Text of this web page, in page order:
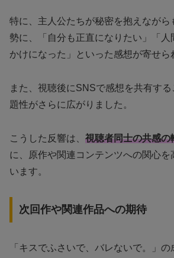
特に、主人公たちが秘密を抱えながら
勢に、「自分も正直になりたい」「人
かけになった」といった感想が寄せら
また、視聴後にSNSで感想を共有す
題性がさらに広がりました。
こうした反響は、 視聴者同士の共感の
に、原作や関連コンテンツへの関心を
います。
次回作や関連作品への期待
「キスでふさいで、バレないで。」の